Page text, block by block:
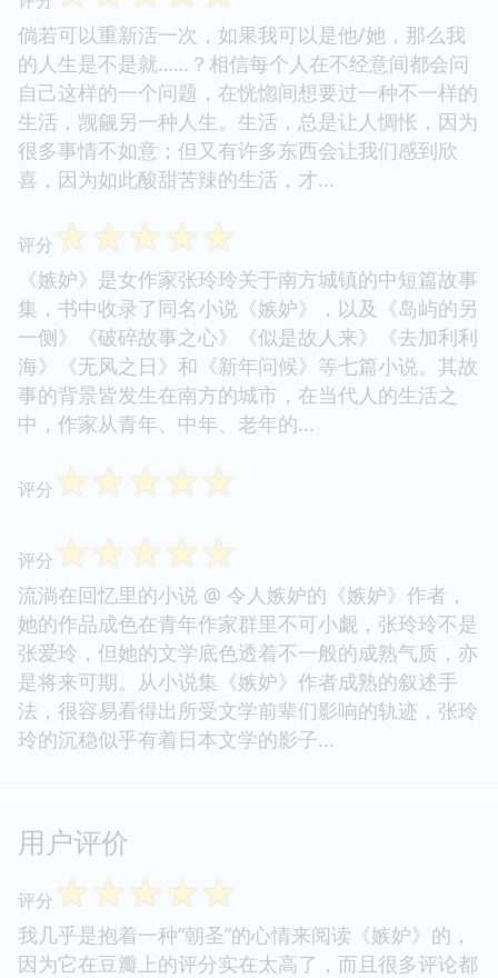
倘若可以重新活一次，如果我可以是他/她，那么我
的人生是不是就……？相信每个人在不经意间都会问
自己这样的一个问题，在恍惚间想要过一种不一样的
生活，觊觎另一种人生。生活，总是让人惆怅，因为
很多事情不如意；但又有许多东西会让我们感到欣
喜，因为如此酸甜苦辣的生活，才...
评分 ☆☆☆☆☆
《嫉妒》是女作家张玲玲关于南方城镇的中短篇故事
集，书中收录了同名小说《嫉妒》，以及《岛屿的另
一侧》《破碎故事之心》《似是故人来》《去加利利
海》《无风之日》和《新年问候》等七篇小说。其故
事的背景皆发生在南方的城市，在当代人的生活之
中，作家从青年、中年、老年的...
评分 ☆☆☆☆☆
评分 ☆☆☆☆☆
流淌在回忆里的小说 @ 令人嫉妒的《嫉妒》作者，
她的作品成色在青年作家群里不可小觑，张玲玲不是
张爱玲，但她的文学底色透着不一般的成熟气质，亦
是将来可期。从小说集《嫉妒》作者成熟的叙述手
法，很容易看得出所受文学前辈们影响的轨迹，张玲
玲的沉稳似乎有着日本文学的影子...
用户评价
评分 ☆☆☆☆☆
我几乎是抱着一种“朝圣”的心情来阅读《嫉妒》的，
因为它在豆瓣上的评分实在太高了，而且很多评论都